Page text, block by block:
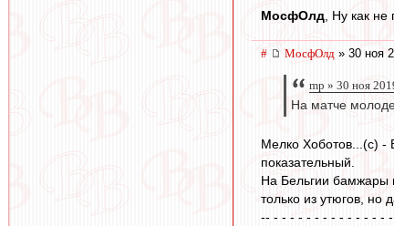
МосфОлд , Ну как
# МосфОлд » 30 ноя
mp » 30 ноя
На матче
Мелко Хоботов...(с) -
показательный.
На Бельгии бамжары
только из утюгов, но
-- - - - - - - - - - - - - - - -